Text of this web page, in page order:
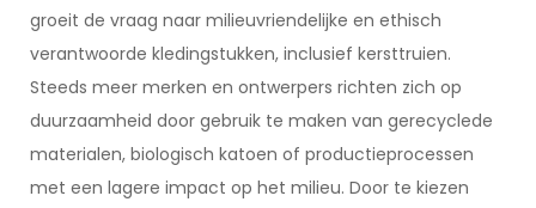
groeit de vraag naar milieuvriendelijke en ethisch
verantwoorde kledingstukken, inclusief kersttruien.
Steeds meer merken en ontwerpers richten zich op
duurzaamheid door gebruik te maken van gerecyclede
materialen, biologisch katoen of productieprocessen
met een lagere impact op het milieu. Door te kiezen